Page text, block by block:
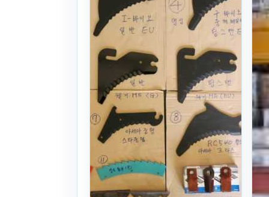
수입칼날판매
25식
. 1년 전
(1356)
문의
찜하기